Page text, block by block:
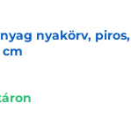
nyakörv,
cm